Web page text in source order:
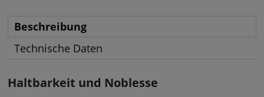
Beschreibung
Technische Daten
Haltbarkeit und Noblesse